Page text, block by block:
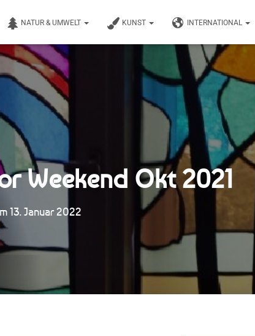
NATUR & UMWELT KUNST INTERNATIONAL
Weekend Okt 2021
13. Januar 2022